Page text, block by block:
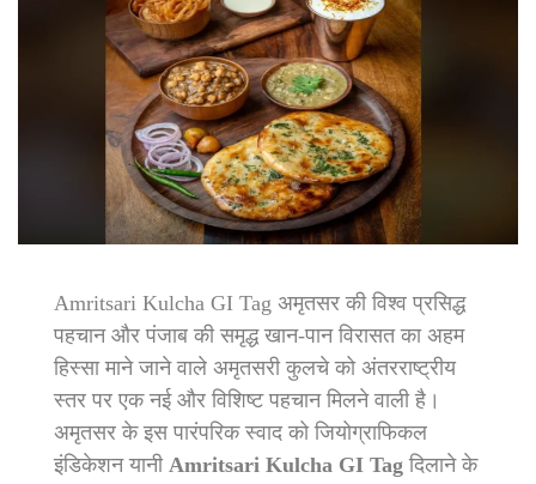
Amritsari Kulcha GI Tag अमृतसर की विश्व प्रसिद्ध
पहचान और पंजाब की समृद्ध खान-पान विरासत का अहम
हिस्सा माने जाने वाले अमृतसरी कुलचे को अंतरराष्ट्रीय
स्तर पर एक नई और विशिष्ट पहचान मिलने वाली है।
अमृतसर के इस पारंपरिक स्वाद को जियोग्राफिकल
इंडिकेशन यानी Amritsari Kulcha GI Tag दिलाने के